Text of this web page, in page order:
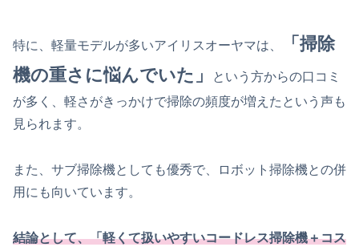
特に、軽量モデルが多いアイリスオーヤマは、
「掃除
機の重さに悩んでいた」
という方からの口コミ
が多く、軽さがきっかけで掃除の頻度が増えたという声も
見られます。
また、サブ掃除機としても優秀で、ロボット掃除機との併
用にも向いています。
結論として、「軽くて扱いやすいコードレス掃除機＋コス